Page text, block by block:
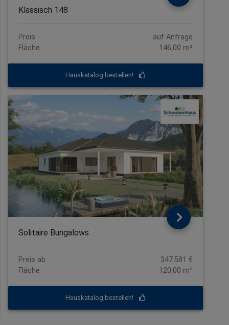
Klassisch 148
Preis
auf Anfrage
Fläche
146,00 m²
Hauskatalog bestellen!
Solitaire Bungalows
Preis ab
347.581 €
Fläche
120,00 m²
Hauskatalog bestellen!